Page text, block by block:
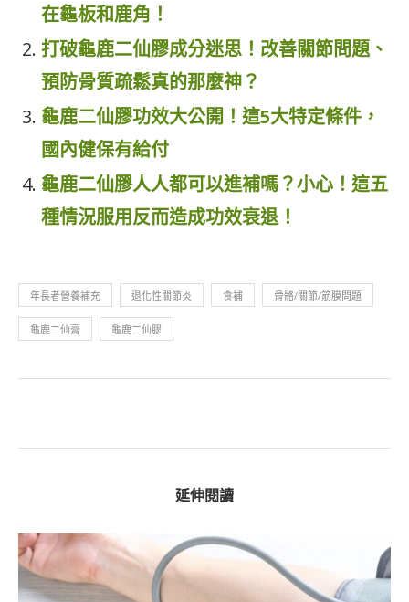
在龜板和鹿角！
打破龜鹿二仙膠成分迷思！改善關節問題、
預防骨質疏鬆真的那麼神？
龜鹿二仙膠功效大公開！這5大特定條件，
國內健保有給付
龜鹿二仙膠人人都可以進補嗎？小心！這五
種情況服用反而造成功效衰退！
年長者營養補充 退化性關節炎 食補 骨骼/關節/筋膜問題
龜鹿二仙膏 龜鹿二仙膠
延伸閱讀